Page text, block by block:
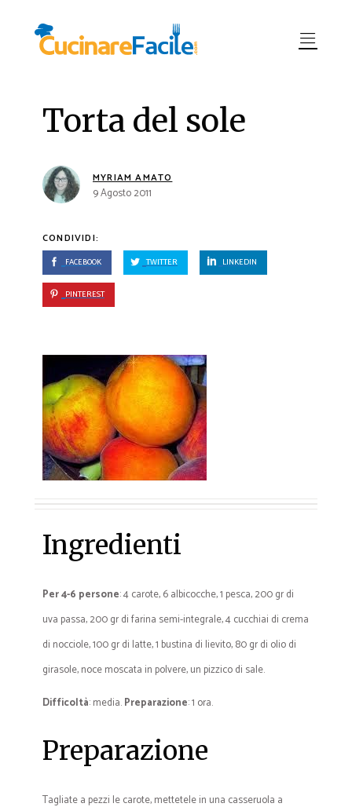
Torta del sole
MYRIAM AMATO
9 Agosto 2011
CONDIVIDI:
FACEBOOK TWITTER LINKEDIN
PINTEREST
Ingredienti
Per 4-6 persone: 4 carote, 6 albicocche, 1 pesca, 200 gr di
uva passa, 200 gr di farina semi-integrale, 4 cucchiai di crema
di nocciole, 100 gr di latte, 1 bustina di lievito, 80 gr di olio di
girasole, noce moscata in polvere, un pizzico di sale.
Difficoltà: media.Preparazione: 1 ora.
Preparazione
Tagliate a pezzi le carote, mettetele in una casseruola a